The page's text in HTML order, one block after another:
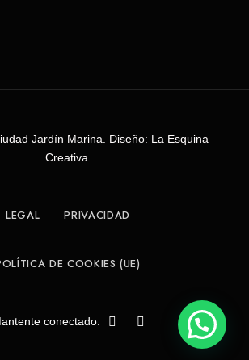
Jardín Marina. Diseño: La Esquina
Creativa
LEGAL PRIVACIDAD
DE COOKIES (UE)
conectado: